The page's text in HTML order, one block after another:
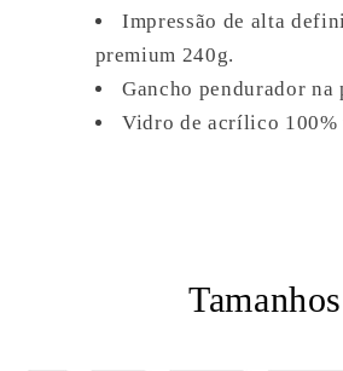
Impressão de alta
premium 240g.
Gancho pendurador na
Vidro de acrílico 100%